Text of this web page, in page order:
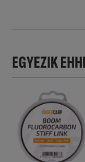
EGYEZIK